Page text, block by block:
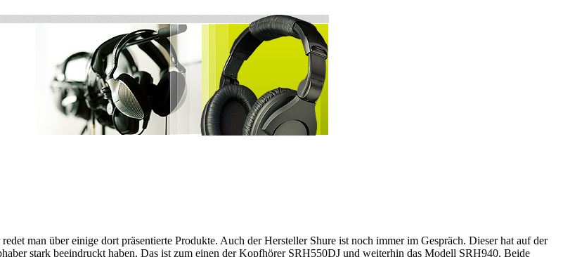
man über einige dort präsentierte Produkte. Auch der Hersteller Shure ist noch immer im Gespräch. Dieser hat auf der
stark beeindruckt haben. Das ist zum einen der Kopfhörer SRH550DJ und weiterhin das Modell SRH940. Beide